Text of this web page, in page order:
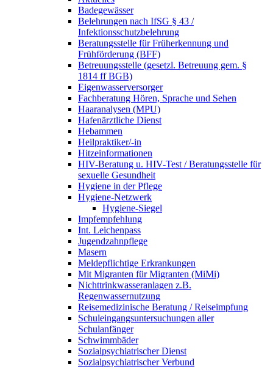
Badegewässer
Belehrungen nach IfSG § 43 /
Infektionsschutzbelehrung
Beratungsstelle für Früherkennung und
Frühförderung (BFF)
Betreuungsstelle (gesetzl. Betreuung gem. §
1814 ff BGB)
Eigenwasserversorger
Fachberatung Hören, Sprache und Sehen
Haaranalysen (MPU)
Hafenärztliche Dienst
Hebammen
Heilpraktiker/-in
Hitzeinformationen
HIV-Beratung u. HIV-Test / Beratungsstelle für
sexuelle Gesundheit
Hygiene in der Pflege
Hygiene-Netzwerk
Hygiene-Siegel
Impfempfehlung
Int. Leichenpass
Jugendzahnpflege
Masern
Meldepflichtige Erkrankungen
Mit Migranten für Migranten (MiMi)
Nichttrinkwasseranlagen z.B.
Regenwassernutzung
Reisemedizinische Beratung / Reiseimpfung
Schuleingangsuntersuchungen aller
Schulanfänger
Schwimmbäder
Sozialpsychiatrischer Dienst
Sozialpsychiatrischer Verbund